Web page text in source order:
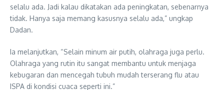
selalu ada. Jadi kalau dikatakan ada peningkatan, sebenarnya
tidak. Hanya saja memang kasusnya selalu ada,” ungkap
Dadan.
Ia melanjutkan, “Selain minum air putih, olahraga juga perlu.
Olahraga yang rutin itu sangat membantu untuk menjaga
kebugaran dan mencegah tubuh mudah terserang flu atau
ISPA di kondisi cuaca seperti ini.”